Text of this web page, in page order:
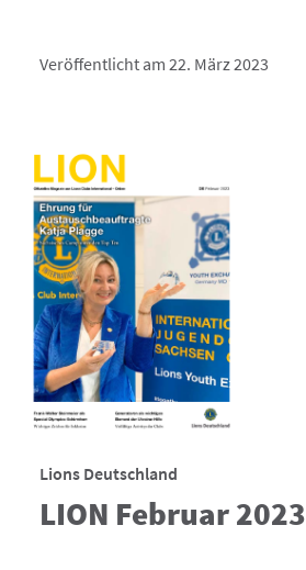
Veröffentlicht am 22. März 2023
Lions Deutschland
LION Februar 2023